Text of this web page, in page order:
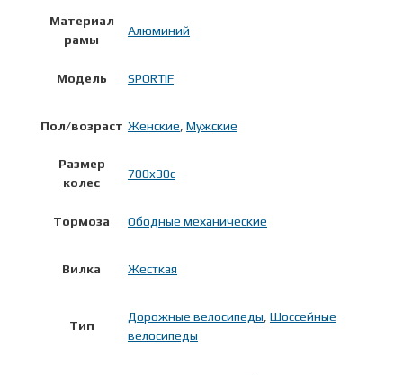
Материал
рамы
Алюминий
Модель SPORTIF
Пол/возраст Женские, Мужские
Размер
колес
700x30c
Тормоза Ободные механические
Вилка Жесткая
Тип
Дорожные велосипеды, Шоссейные
велосипеды